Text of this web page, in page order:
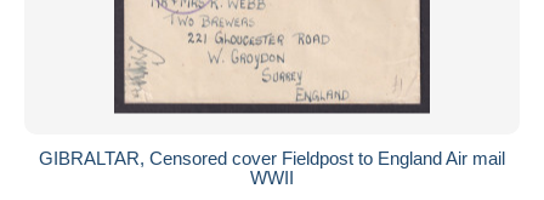
GIBRALTAR, Censored cover Fieldpost to England Air mail
WWII